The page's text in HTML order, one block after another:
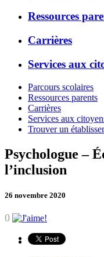
Ressources
Carrières
Services aux
Parcours scolaires
Ressources parents
Carrières
Services aux
Trouver un
Psychologue –
l’inclusion
26 novembre 2020
0